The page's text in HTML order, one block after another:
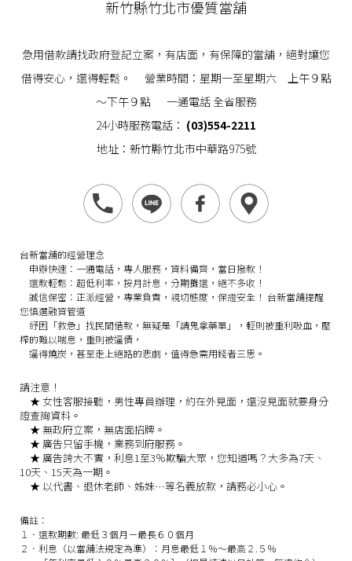
新竹縣竹北市優質當舖
急用借款請找政府登記立案，有店面，有保障的當舖，絕對讓您
借得安心，還得輕鬆。 營業時間：星期一至星期六 上午９點
～下午９點 一通電話 全省服務
24小時服務電話： (03)554-2211
地址：新竹縣竹北市中華路975號
台新當舖的經營理念
申辦快速： 一通電話，專人服務，資料備齊，當日撥款！
還款輕鬆： 超低利率，按月計息，分期攤還，絕不多收！
誠信保密： 正派經營，專業負責，親切態度，保證安全！ 台新當舖提醒
您慎選融資管道
紓困「救急」找民間借款，無疑是「請鬼拿藥單」，輕則被重利吸血，壓
榨的難以喘息，重則被逼債，
逼得燒炭，甚至走上絕路的悲劇，值得急需用錢者三思。
請注意！
★女性客服接聽，男性專員辦理，約在外見面，還沒見面就要身分
證查詢資料。
★無政府立案，無店面招牌。
★ 廣告只留手機，業務到府服務。
★ 廣告誇大不實，利息1至3％欺騙大眾，您知道嗎？大多為7天、
10天、15天為一期。
★以代書、退休老師、姊妹…等名義放款，請務必小心。
備註：
１．還款期數: 最低３個月－最長６０個月
２．利息（以當舖法規定為準）：月息最低１％～最高２.５％